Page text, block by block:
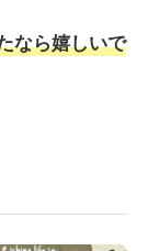
なら嬉しいで